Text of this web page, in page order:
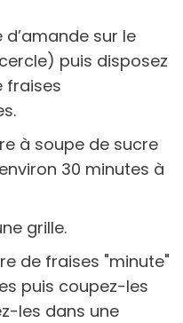
sur le
puis disposez
fraises
à soupe de sucre
30 minutes à
grille.
de fraises "minute"
puis coupez-les
les dans une